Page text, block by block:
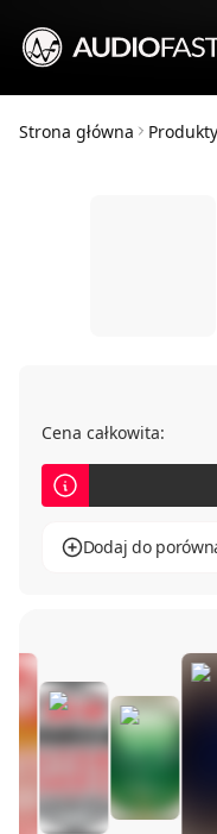
Strona główna Produkty
Cena całkowita:
Dodaj do